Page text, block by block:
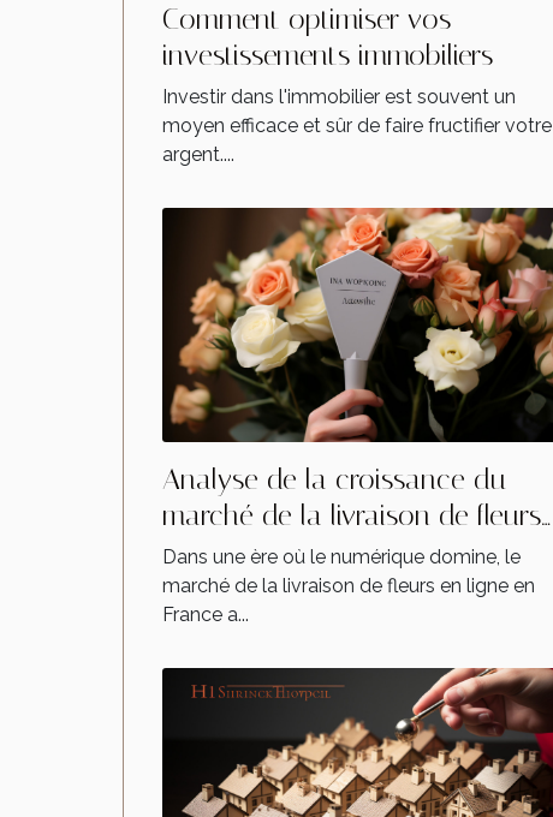
Comment optimiser vos
investissements immobiliers
Investir dans l'immobilier est souvent un
moyen efficace et sûr de faire fructifier votre
argent....
Analyse de la croissance du
marché de la livraison de fleurs
en ligne en France en 2023
Dans une ère où le numérique domine, le
marché de la livraison de fleurs en ligne en
France a...